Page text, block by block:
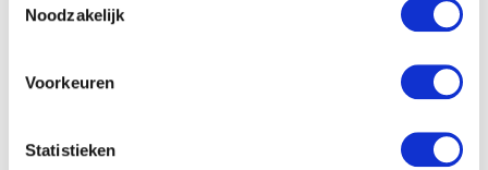
Noodzakelijk
Voorkeuren
Statistieken